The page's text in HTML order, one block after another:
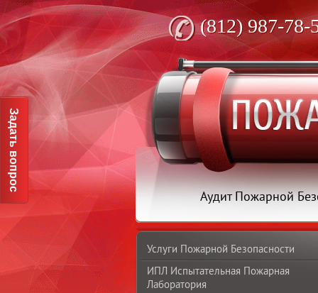
Аудит Пожарной
(812) 987-78-
Услуги Пожарной Безопасности
ИПЛ Испытательная Пожарная
Лаборатория
Задать вопрос